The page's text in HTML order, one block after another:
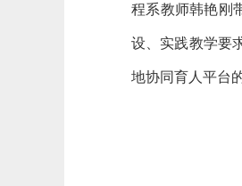
程系教师韩艳刚
设、实践教学要
地协同育人平台